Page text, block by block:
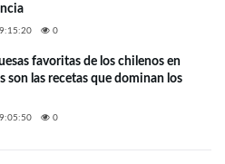
0
favoritas de los chilenos en
son las recetas que dominan los
0